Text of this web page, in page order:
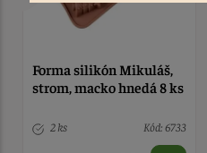
Forma silikón Mikuláš,
strom, macko hnedá 8 ks
2 ks Kód: 6733